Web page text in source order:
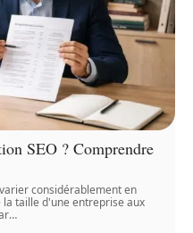
SEO ? Comprendre
considérablement en
taille d'une entreprise aux
…